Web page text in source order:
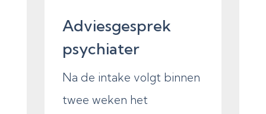
Adviesgesprek
psychiater
Na de intake volgt binnen
twee weken het